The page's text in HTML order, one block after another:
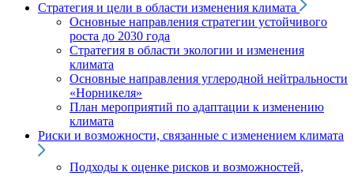
Стратегия и цели в области изменения климата
Основные направления стратегии устойчивого
роста до 2030 года
Стратегия в области экологии и изменения
климата
Основные направления углеродной нейтральности
«Норникеля»
План мероприятий по адаптации к изменению
климата
Риски и возможности, связанные с изменением климата
Подходы к оценке рисков и возможностей,